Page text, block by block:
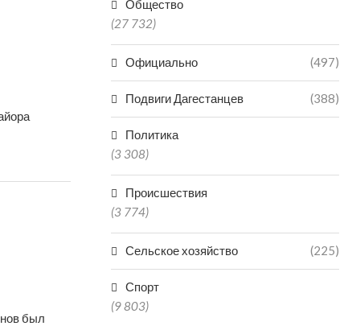
был
Общество
(27 732)
Официально (497)
Подвиги Дагестанцев (388)
Политика
(3 308)
Происшествия
(3 774)
Сельское хозяйство (225)
Спорт
(9 803)